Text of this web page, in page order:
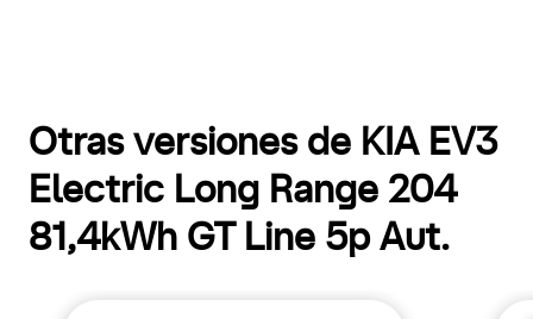
Otras versiones de KIA EV3
Electric Long Range 204
81,4kWh GT Line 5p Aut.